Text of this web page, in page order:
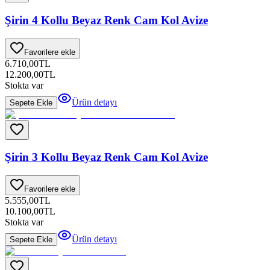
Şirin 4 Kollu Beyaz Renk Cam Kol Avize
Favorilere ekle
6.710,00TL
12.200,00TL
Stokta var
Sepete Ekle Ürün detayı
Şirin 3 Kollu Beyaz Renk Cam Kol Avize
Favorilere ekle
5.555,00TL
10.100,00TL
Stokta var
Sepete Ekle Ürün detayı